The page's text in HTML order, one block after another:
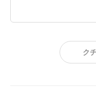
くださったと聞きまし
披露宴でも１つのテ
ク